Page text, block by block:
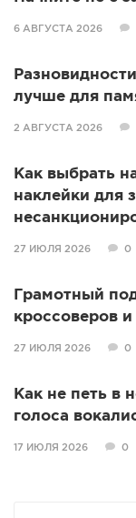
6 АВГУСТА 2026
лучше для
2 АВГУСТА 2026
Как выбрать
наклейки для
27 ИЮЛЯ 2026 0
Грамотный
кроссоверов
27 ИЮЛЯ 2026 0
Как не петь в
голоса
17 ИЮЛЯ 2026 0